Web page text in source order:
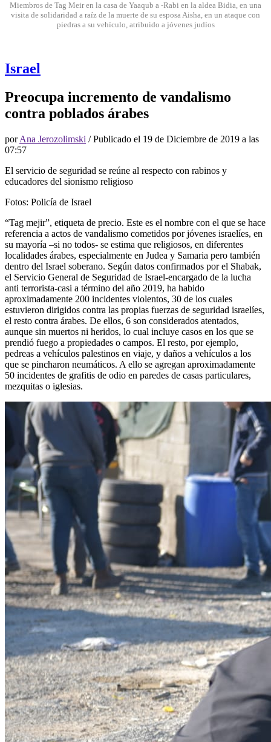
Miembros de Tag Meir en la casa de Yaaqub a -Rabi en la aldea Bidia, en una
visita de solidaridad a raíz de la muerte de su esposa Aisha, en un ataque con
piedras a su vehículo, atribuido a jóvenes judíos
Israel
Preocupa incremento de vandalismo
contra poblados árabes
porAna Jerozolimski / Publicado el 19 de Diciembre de 2019 a las
07:57
El servicio de seguridad se reúne al respecto con rabinos y
educadores del sionismo religioso
Fotos: Policía de Israel
“Tag mejir”, etiqueta de precio. Este es el nombre con el que se hace
referencia a actos de vandalismo cometidos por jóvenes israelíes, en
su mayoría –si no todos- se estima que religiosos, en diferentes
localidades árabes, especialmente en Judea y Samaria pero también
dentro del Israel soberano. Según datos confirmados por el Shabak,
el Servicio General de Seguridad de Israel-encargado de la lucha
anti terrorista-casi a término del año 2019, ha habido
aproximadamente 200 incidentes violentos, 30 de los cuales
estuvieron dirigidos contra las propias fuerzas de seguridad israelíes,
el resto contra árabes. De ellos, 6 son considerados atentados,
aunque sin muertos ni heridos, lo cual incluye casos en los que se
prendió fuego a propiedades o campos. El resto, por ejemplo,
pedreas a vehículos palestinos en viaje, y daños a vehículos a los
que se pincharon neumáticos. A ello se agregan aproximadamente
50 incidentes de grafitis de odio en paredes de casas particulares,
mezquitas o iglesias.